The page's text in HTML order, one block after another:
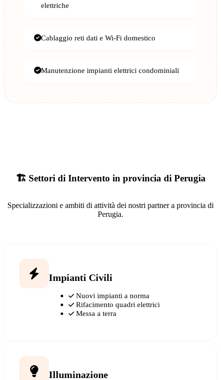
elettriche
Cablaggio reti dati e Wi-Fi domestico
Manutenzione impianti elettrici condominiali
🏗️ Settori di Intervento in provincia di Perugia
Specializzazioni e ambiti di attività dei nostri partner a provincia di
Perugia.
Impianti Civili
Nuovi impianti a norma
Rifacimento quadri elettrici
Messa a terra
Illuminazione